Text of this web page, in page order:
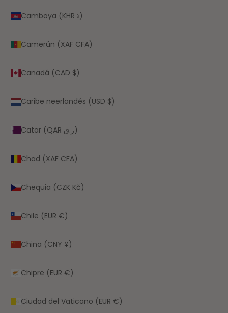
Camboya (KHR ៛)
Camerún (XAF CFA)
Canadá (CAD $)
Caribe neerlandés (USD $)
Catar (QAR ر.ق)
Chad (XAF CFA)
Chequia (CZK Kč)
Chile (EUR €)
China (CNY ¥)
Chipre (EUR €)
Ciudad del Vaticano (EUR €)